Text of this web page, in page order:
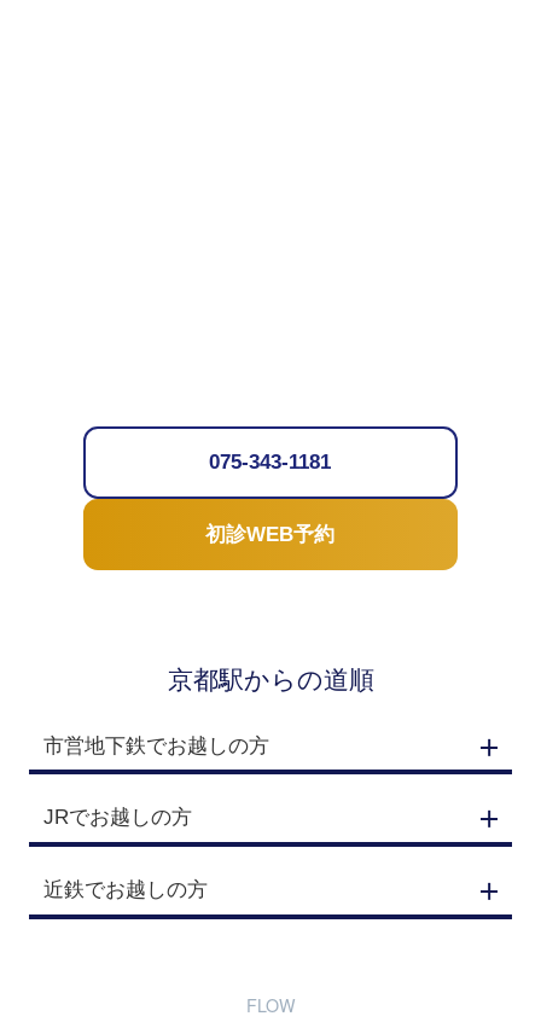
075-343-1181
初診WEB予約
京都駅からの道順
市営地下鉄でお越しの方
JRでお越しの方
近鉄でお越しの方
FLOW